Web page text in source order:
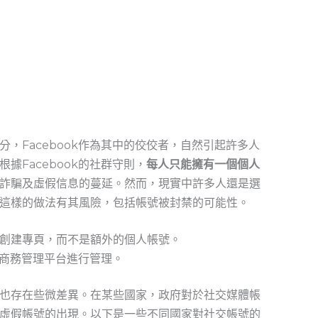
，Facebook作為其中的佼佼者，自然引起許多人
據Facebook的社群守則， 每人只能擁有一個個人
騙及虛假信息的蔓延。然而，現實中許多人還是選
樣的做法有其風險，包括帳號被封禁的可能性。
建專頁，而不是額外的個人帳號。
務管理平台進行管理。
存在些微差異。在某些國家，政府對於社交媒體帳
假帳號的出現。以下是一些不同國家對社交帳號的